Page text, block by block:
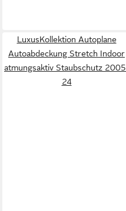
LuxusKollektion Autoplane
Autoabdeckung Stretch Indoor
atmungsaktiv Staubschutz
24